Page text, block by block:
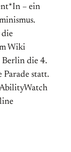
– ein
die
Wiki
Berlin die 4.
statt.
AbilityWatch